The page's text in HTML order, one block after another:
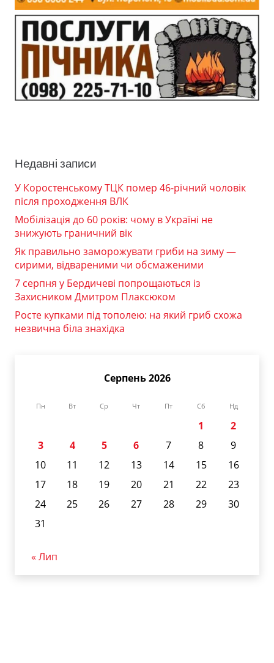
Недавні записи
У Коростенському ТЦК помер 46-річний чоловік
після проходження ВЛК
Мобілізація до 60 років: чому в Україні не
знижують граничний вік
Як правильно заморожувати гриби на зиму —
сирими, відвареними чи обсмаженими
7 серпня у Бердичеві попрощаються із
Захисником Дмитром Плаксюком
Росте купками під тополею: на який гриб схожа
незвична біла знахідка
Серпень 2026
Пн Вт Ср Чт Пт Сб Нд
1
2
3
4 5 6 7 8
9
10
11 12 13 14 15
16
17
18 19 20 21 22
23
24
25 26 27 28 29
30
31
« Лип